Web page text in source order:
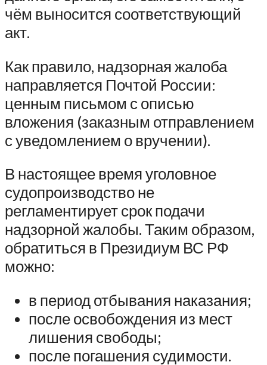
чём выносится соответствующий
акт.
Как правило, надзорная жалоба
направляется Почтой России:
ценным письмом с описью
вложения (заказным отправлением
с уведомлением о вручении).
В настоящее время уголовное
судопроизводство не
регламентирует срок подачи
надзорной жалобы. Таким образом,
обратиться в Президиум ВС РФ
можно:
в период отбывания наказания;
после освобождения из мест
лишения свободы;
после погашения судимости.